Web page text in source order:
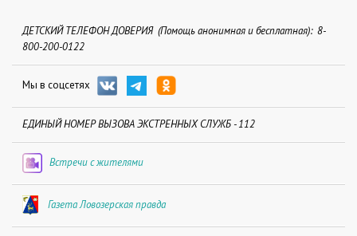
ДЕТСКИЙ ТЕЛЕФОН ДОВЕРИЯ (Помощь анонимная и бесплатная): 8-
800-200-0122
Мы в соцсетях
ЕДИНЫЙ НОМЕР ВЫЗОВА ЭКСТРЕННЫХ СЛУЖБ - 112
Встречи с жителями
Газета Ловозерская правда